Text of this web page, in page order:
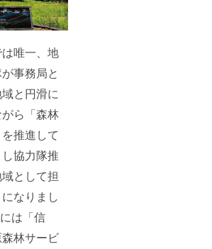
唯一、地
事務局と
と円滑に
ら「森林
推進して
協力隊推
として担
なりまし
は「信
林サービ